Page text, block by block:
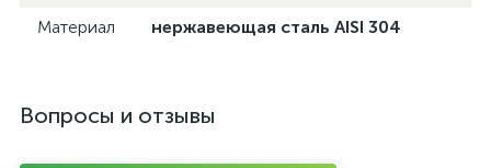
Материал
нержавеющая сталь AISI 304
Вопросы и отзывы